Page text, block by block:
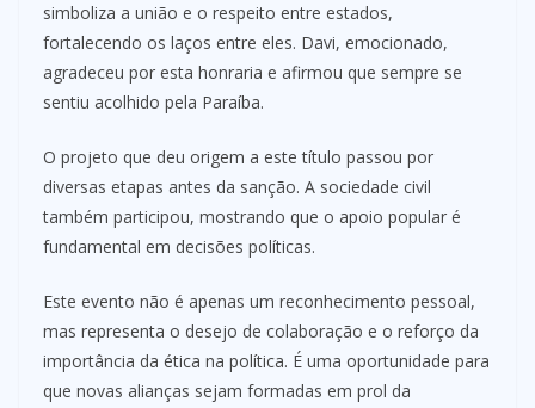
simboliza a união e o respeito entre estados,
fortalecendo os laços entre eles. Davi, emocionado,
agradeceu por esta honraria e afirmou que sempre se
sentiu acolhido pela Paraíba.
O projeto que deu origem a este título passou por
diversas etapas antes da sanção. A sociedade civil
também participou, mostrando que o apoio popular é
fundamental em decisões políticas.
Este evento não é apenas um reconhecimento pessoal,
mas representa o desejo de colaboração e o reforço da
importância da ética na política. É uma oportunidade para
que novas alianças sejam formadas em prol da